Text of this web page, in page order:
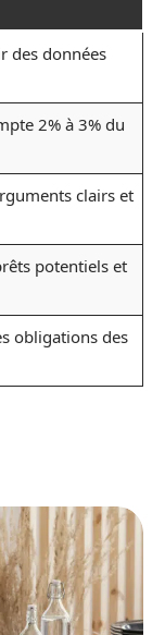
des données
2% à 3% du
clairs et
potentiels et
obligations des